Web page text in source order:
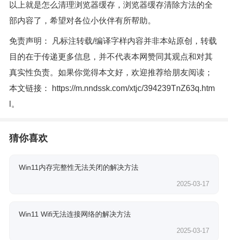
以上就是怎么清理浏览器缓存，浏览器缓存清除方法的全
部内容了，希望对各位小伙伴有所帮助。
免责声明： 凡标注转载/编译字样内容并非本站原创，转载
目的在于传递更多信息，并不代表本网赞同其观点和对其
真实性负责。如果你觉得本文好，欢迎推荐给朋友阅读；
本文链接：
https://m.nndssk.com/xtjc/394239TnZ63q.htm
。
猜你喜欢
Win11内存完整性无法关闭的解决方法
2025-03-17
Win11 Wifi无法连接网络的解决方法
2025-03-17